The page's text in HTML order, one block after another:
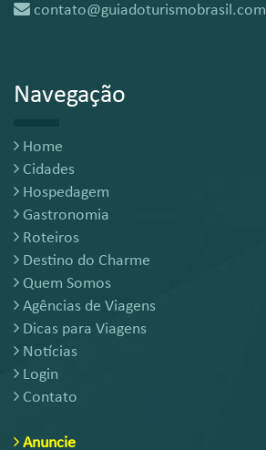
contato@guiadoturismobrasil.com
Navegação
Home
Cidades
Hospedagem
Gastronomia
Roteiros
Destino do Charme
Quem Somos
Agências de Viagens
Dicas para Viagens
Notícias
Login
Contato
Anuncie